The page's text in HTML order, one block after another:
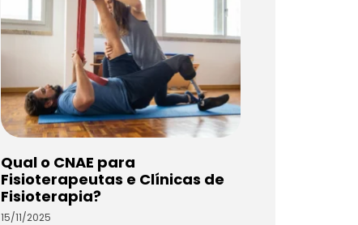
Qual o CNAE para
Fisioterapeutas e Clínicas de
Fisioterapia?
15/11/2025